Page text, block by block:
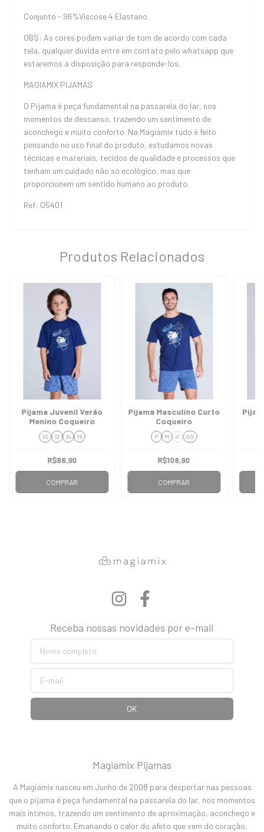
Conjunto - 96%Viscose 4 Elastano.
OBS: As cores podem variar de tom de acordo com cada
tela, qualquer dúvida entre em contato pelo whatsapp que
estaremos a disposição para responde-los.
MAGIAMIX PIJAMAS
O Pijama é peça fundamental na passarela do lar, nos
momentos de descanso, trazendo um sentimento de
aconchego e muito conforto. Na Magiamix tudo é feito
pensando no uso final do produto, estudamos novas
técnicas e materiais, tecidos de qualidade e processos que
tenham um cuidado não só ecológico, mas que
proporcionem um sentido humano ao produto.
Ref: O5401
Produtos Relacionados
Pijama Juvenil Verão
Menino Coqueiro
10 12 14 16
R$86,90
COMPRAR
Pijama Masculino Curto
Coqueiro
P M G GG
R$108,90
COMPRAR
Receba nossas novidades por e-mail
Magiamix Pijamas
A Magiamix nasceu em Junho de 2008 para despertar nas pessoas
que o pijama é peça fundamental na passarela do lar, nos momentos
mais íntimos, trazendo um sentimento de aproximação, aconchego e
muito conforto. Emanando o calor do afeto que vem do coração,